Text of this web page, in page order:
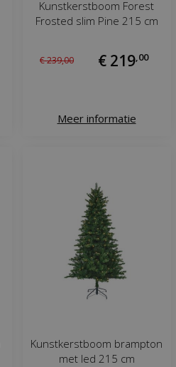
Kunstkerstboom Forest
Frosted slim Pine 215 cm
€239,00 € 219, 00
Meer informatie
Kunstkerstboom brampton
met led 215 cm